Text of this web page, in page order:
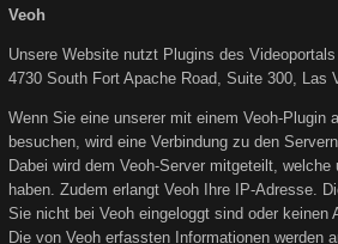
Veoh
Unsere Website nutzt Plugins des
4730 South Fort Apache Road, Suite 300, Las
Wenn Sie eine unserer mit einem Veoh-Plugin
besuchen, wird eine Verbindung zu den
Dabei wird dem Veoh-Server mitgeteilt,
haben. Zudem erlangt Veoh Ihre IP-Adresse.
Sie nicht bei Veoh eingeloggt sind oder keinen
Die von Veoh erfassten Informationen werden